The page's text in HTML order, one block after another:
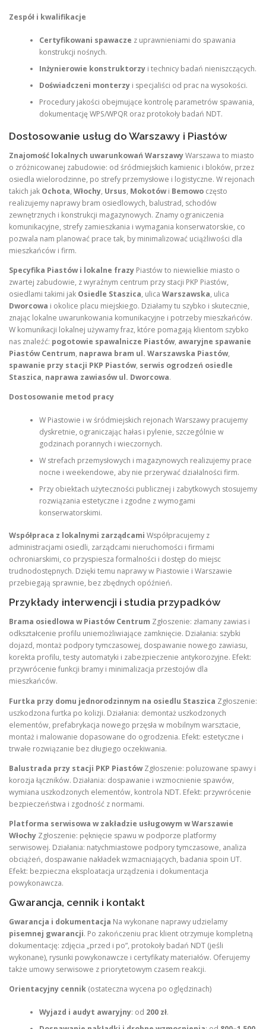
Zespół i kwalifikacje
Certyfikowani spawacze z uprawnieniami do spawania
konstrukcji nośnych.
Inżynierowie konstruktorzyi technicy badań nieniszczących.
Doświadczeni monterzyi specjaliści od prac na wysokości.
Procedury jakości obejmujące kontrolę parametrów spawania,
dokumentację WPS/WPQR oraz protokoły badań NDT.
Dostosowanie usług do Warszawy i Piastów
Znajomość lokalnych uwarunkowań WarszawyWarszawa to miasto
o zróżnicowanej zabudowie: od śródmiejskich kamienic i bloków, przez
osiedla wielorodzinne, po strefy przemysłowe i logistyczne. W rejonach
takich jak Ochota, Włochy, Ursus, Mokotówi Bemowo często
realizujemy naprawy bram osiedlowych, balustrad, schodów
zewnętrznych i konstrukcji magazynowych. Znamy ograniczenia
komunikacyjne, strefy zamieszkania i wymagania konserwatorskie, co
pozwala nam planować prace tak, by minimalizować uciążliwości dla
mieszkańców i firm.
Specyfika Piastów i lokalne frazy Piastów to niewielkie miasto o
zwartej zabudowie, z wyraźnym centrum przy stacji PKP Piastów,
osiedlami takimi jak Osiedle Staszica, ulica Warszawska, ulica
Dworcowa i okolice placu miejskiego. Działamy tu szybko i skutecznie,
znając lokalne uwarunkowania komunikacyjne i potrzeby mieszkańców.
W komunikacji lokalnej używamy fraz, które pomagają klientom szybko
nas znaleźć: pogotowie spawalnicze Piastów, awaryjne spawanie
Piastów Centrum, naprawa bram ul. Warszawska Piastów,
spawanie przy stacji PKP Piastów, serwis ogrodzeń osiedle
Staszica, naprawa zawiasów ul. Dworcowa.
Dostosowanie metod pracy
W Piastowie i w śródmiejskich rejonach Warszawy pracujemy
dyskretnie, ograniczając hałas i pylenie, szczególnie w
godzinach porannych i wieczornych.
W strefach przemysłowych i magazynowych realizujemy prace
nocne i weekendowe, aby nie przerywać działalności firm.
Przy obiektach użyteczności publicznej i zabytkowych stosujemy
rozwiązania estetyczne i zgodne z wymogami
konserwatorskimi.
Współpraca z lokalnymi zarządcami Współpracujemy z
administracjami osiedli, zarządcami nieruchomości i firmami
ochroniarskimi, co przyspiesza formalności i dostęp do miejsc
trudnodostępnych. Dzięki temu naprawy w Piastowie i Warszawie
przebiegają sprawnie, bez zbędnych opóźnień.
Przykłady interwencji i studia przypadków
Brama osiedlowa w Piastów Centrum Zgłoszenie: złamany zawias i
odkształcenie profilu uniemożliwiające zamknięcie. Działania: szybki
dojazd, montaż podpory tymczasowej, dospawanie nowego zawiasu,
korekta profilu, testy automatyki i zabezpieczenie antykorozyjne. Efekt:
przywrócenie funkcji bramy i minimalizacja przestojów dla
mieszkańców.
Furtka przy domu jednorodzinnym na osiedlu Staszica Zgłoszenie:
uszkodzona furtka po kolizji. Działania: demontaż uszkodzonych
elementów, prefabrykacja nowego przęsła w mobilnym warsztacie,
montaż i malowanie dopasowane do ogrodzenia. Efekt: estetyczne i
trwałe rozwiązanie bez długiego oczekiwania.
Balustrada przy stacji PKP PiastówZgłoszenie: poluzowane spawy i
korozja łączników. Działania: dospawanie i wzmocnienie spawów,
wymiana uszkodzonych elementów, kontrola NDT. Efekt: przywrócenie
bezpieczeństwa i zgodność z normami.
Platforma serwisowa w zakładzie usługowym w Warszawie
Włochy Zgłoszenie: pęknięcie spawu w podporze platformy
serwisowej. Działania: natychmiastowe podpory tymczasowe, analiza
obciążeń, dospawanie nakładek wzmacniających, badania spoin UT.
Efekt: bezpieczna eksploatacja urządzenia i dokumentacja
powykonawcza.
Gwarancja, cennik i kontakt
Gwarancja i dokumentacja Na wykonane naprawy udzielamy
pisemnej gwarancji. Po zakończeniu prac klient otrzymuje kompletną
dokumentację: zdjęcia „przed i po”, protokoły badań NDT (jeśli
wykonane), rysunki powykonawcze i certyfikaty materiałów. Oferujemy
także umowy serwisowe z priorytetowym czasem reakcji.
Orientacyjny cennik (ostateczna wycena po oględzinach)
Wyjazd i audyt awaryjny: od 200 zł.